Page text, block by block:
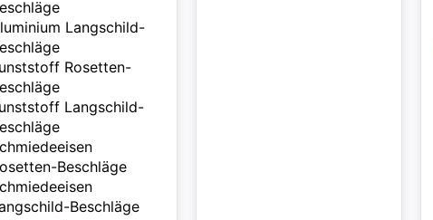
Langschild-
Rosetten-
Langschild-
Beschläge
Beschläge